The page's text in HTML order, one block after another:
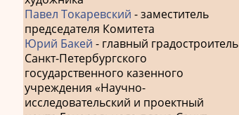
Павел Токаревский - заместитель
председателя Комитета
Юрий Бакей - главный градостроитель
Санкт-Петербургского
государственного казенного
учреждения «Научно-
исследовательский и проектный